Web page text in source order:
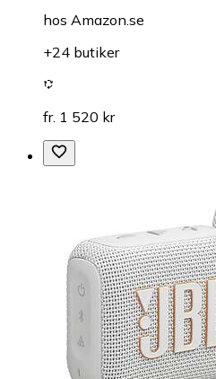
hos Amazon.se
+24 butiker
fr. 1 520 kr